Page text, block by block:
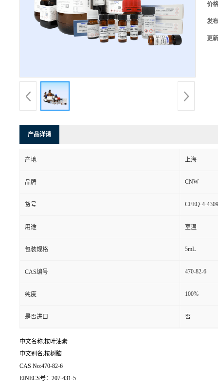
价
发
更
产品详请
产地 上海
品牌 CNW
货号 CFEQ-4-
用途 室温
包装规格 5mL
CAS编号 470-82-6
纯度 100%
是否进口 否
中文名称:桉叶油素
中文别名:桉树脑
CAS No:470-82-6
EINECS号：207-431-5